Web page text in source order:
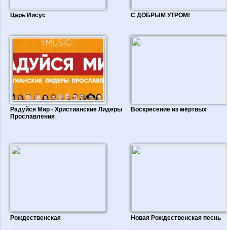
Царь Иисус С ДОБРЫМ УТРОМ!
Радуйся Мир - Христианские Лидеры
Прославления
Воскресение из мёртвых
Рождественская Новая Рождественская песнь